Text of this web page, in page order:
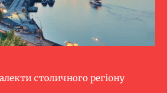
столичного регіону